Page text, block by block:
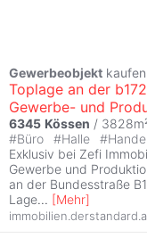
Gewerbeobjekt
Toplage an der
Gewerbe- und
6345 Kössen /
#Büro #Halle #Handel
Exklusiv bei Zefi
Gewerbe und
an der Bundesstraße
Lage... [Mehr]